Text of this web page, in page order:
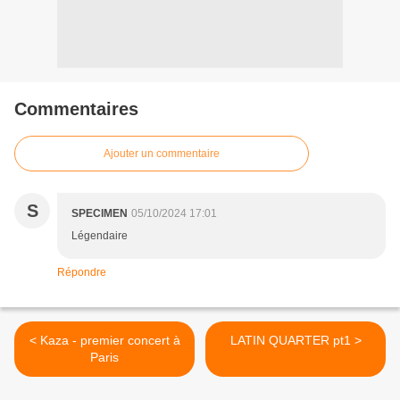
Commentaires
Ajouter un commentaire
S SPECIMEN 05/10/2024 17:01
Légendaire
Répondre
< Kaza - premier concert à
Paris
LATIN QUARTER pt1 >